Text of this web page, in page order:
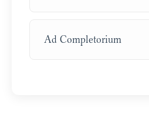
Ad Completorium